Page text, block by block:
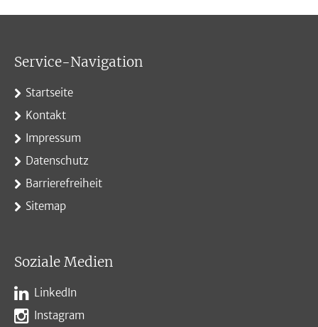
Service-Navigation
Startseite
Kontakt
Impressum
Datenschutz
Barrierefreiheit
Sitemap
Soziale Medien
LinkedIn
Instagram